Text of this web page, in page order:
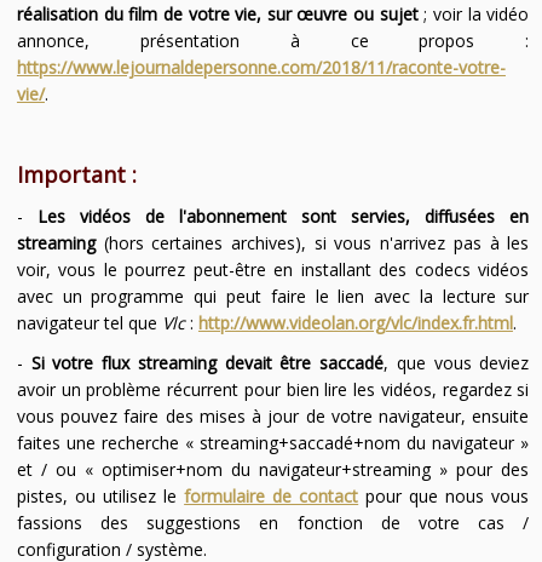
réalisation du film de votre vie, sur œuvre ou sujet; voir la vidéo
annonce, présentation à ce propos :
https://www.lejournaldepersonne.com/2018/11/raconte-votre-
vie/.
Important :
- Les vidéos de l'abonnement sont servies, diffusées en
streaming(hors certaines archives), si vous n'arrivez pas à les
voir, vous le pourrez peut-être en installant des codecs vidéos
avec un programme qui peut faire le lien avec la lecture sur
navigateur tel que Vlc: http://www.videolan.org/vlc/index.fr.html.
- Si votre flux streaming devait être saccadé, que vous deviez
avoir un problème récurrent pour bien lire les vidéos, regardez si
vous pouvez faire des mises à jour de votre navigateur, ensuite
faites une recherche « streaming+saccadé+nom du navigateur »
et / ou « optimiser+nom du navigateur+streaming » pour des
pistes, ou utilisez leformulaire de contact pour que nous vous
fassions des suggestions en fonction de votre cas /
configuration / système.